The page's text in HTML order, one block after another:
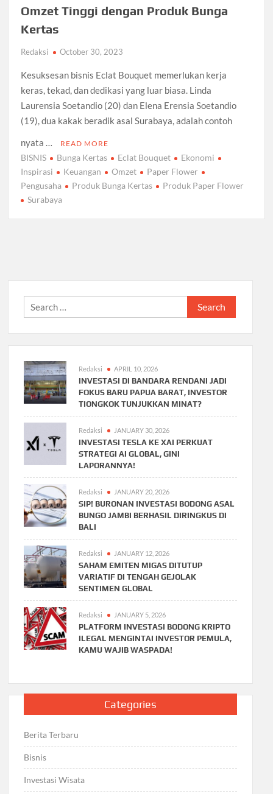
Omzet Tinggi dengan Produk Bunga
Kertas
Redaksi October 30, 2023
Kesuksesan bisnis Eclat Bouquet memerlukan kerja
keras, tekad, dan dedikasi yang luar biasa. Linda
Laurensia Soetandio (20) dan Elena Erensia Soetandio
(19), dua kakak beradik asal Surabaya, adalah contoh
nyata …
READ MORE
BISNIS Bunga Kertas Eclat Bouquet
Ekonomi
Inspirasi
Keuangan Omzet
Paper Flower
Pengusaha
Produk Bunga Kertas
Produk Paper Flower
Surabaya
Search
for:
Redaksi APRIL 10, 2026
INVESTASI DI BANDARA RENDANI JADI
FOKUS BARU PAPUA BARAT, INVESTOR
TIONGKOK TUNJUKKAN MINAT?
Redaksi JANUARY 30, 2026
INVESTASI TESLA KE XAI PERKUAT
STRATEGI AI GLOBAL, GINI
LAPORANNYA!
Redaksi JANUARY 20, 2026
SIP! BURONAN INVESTASI BODONG ASAL
BUNGO JAMBI BERHASIL DIRINGKUS DI
BALI
Redaksi JANUARY 12, 2026
SAHAM EMITEN MIGAS DITUTUP
VARIATIF DI TENGAH GEJOLAK
SENTIMEN GLOBAL
Redaksi JANUARY 5, 2026
PLATFORM INVESTASI BODONG KRIPTO
ILEGAL MENGINTAI INVESTOR PEMULA,
KAMU WAJIB WASPADA!
Categories
Berita Terbaru
Bisnis
Investasi Wisata